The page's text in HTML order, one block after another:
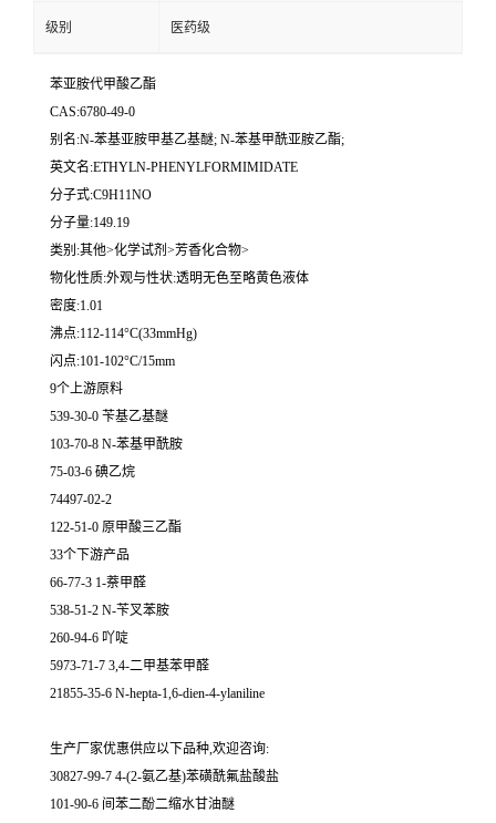
级别 医药级
苯亚胺代甲酸乙酯
CAS:6780-49-0
别名:N-苯基亚胺甲基乙基醚; N-苯基甲酰亚胺乙酯;
英文名:ETHYLN-PHENYLFORMIMIDATE
分子式:C9H11NO
分子量:149.19
类别:其他>化学试剂>芳香化合物>
物化性质:外观与性状:透明无色至略黄色液体
密度:1.01
沸点:112-114°C(33mmHg)
闪点:101-102°C/15mm
9个上游原料
539-30-0 苄基乙基醚
103-70-8 N-苯基甲酰胺
75-03-6 碘乙烷
74497-02-2
122-51-0 原甲酸三乙酯
33个下游产品
66-77-3 1-萘甲醛
538-51-2 N-苄叉苯胺
260-94-6 吖啶
5973-71-7 3,4-二甲基苯甲醛
21855-35-6 N-hepta-1,6-dien-4-ylaniline
生产厂家优惠供应以下品种,欢迎咨询:
30827-99-7 4-(2-氨乙基)苯磺酰氟盐酸盐
101-90-6 间苯二酚二缩水甘油醚